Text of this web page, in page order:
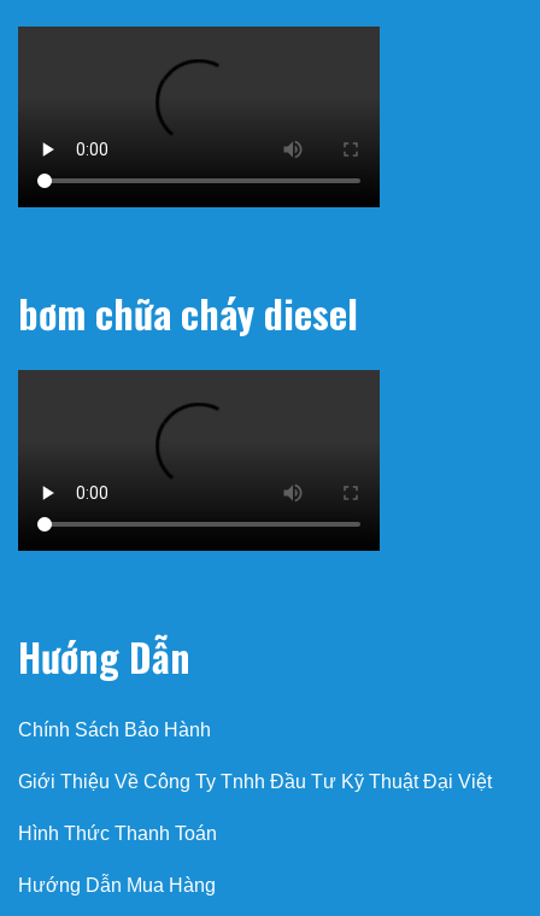
bơm chữa cháy diesel
Hướng Dẫn
Chính Sách Bảo Hành
Giới Thiệu Về Công Ty Tnhh Đầu Tư Kỹ Thuật Đại Việt
Hình Thức Thanh Toán
Hướng Dẫn Mua Hàng